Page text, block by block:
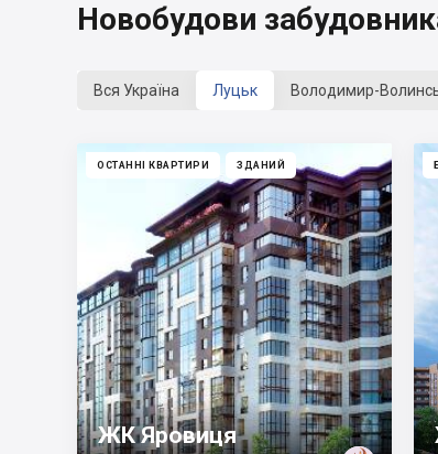
Новобудови
Вся Україна Луцьк Володимир-
ОСТАННІ КВАРТИРИ ЗДАНИЙ
ЖК Яровиця